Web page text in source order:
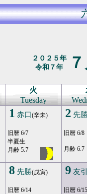
２０２５年
令和７年
火
Tuesday
1 赤口(辛未)
旧暦 6/7
半夏生
月齢 5.7
2 先勝
旧暦 6/8
月齢 6.7
8 先勝(戊寅)
旧暦 6/14
9 友引
旧暦 6/15